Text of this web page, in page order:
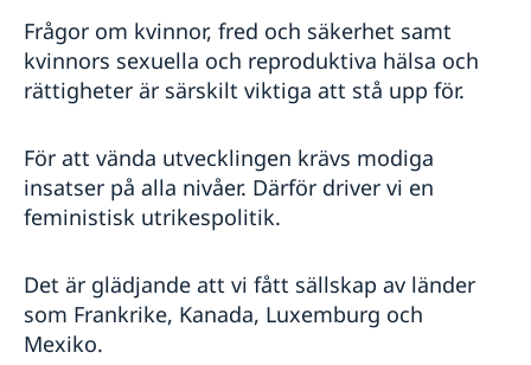
Frågor om kvinnor, fred och säkerhet samt
kvinnors sexuella och reproduktiva hälsa och
rättigheter är särskilt viktiga att stå upp för.
För att vända utvecklingen krävs modiga
insatser på alla nivåer. Därför driver vi en
feministisk utrikespolitik.
Det är glädjande att vi fått sällskap av länder
som Frankrike, Kanada, Luxemburg och
Mexiko.